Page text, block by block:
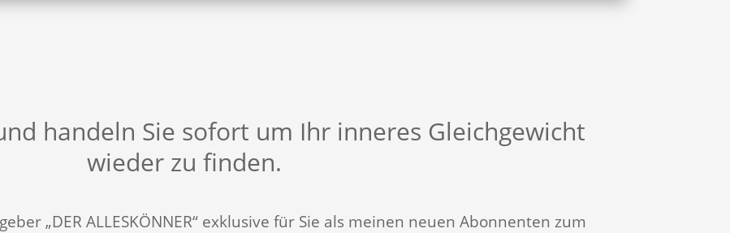
handeln Sie sofort um Ihr inneres Gleichgewicht
wieder zu finden.
„DER ALLESKÖNNER“ exklusive für Sie als meinen neuen Abonnenten zum